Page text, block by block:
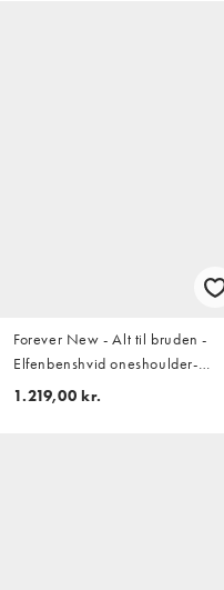
Forever New - Alt til bruden -
Elfenbenshvid oneshoulder-
maxikjole med rynket blondekant
1.219,00 kr.